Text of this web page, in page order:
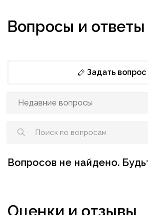
Вопросы и ответы
Задать вопрос
Вопросов не найдено.
Оценки и отзывы